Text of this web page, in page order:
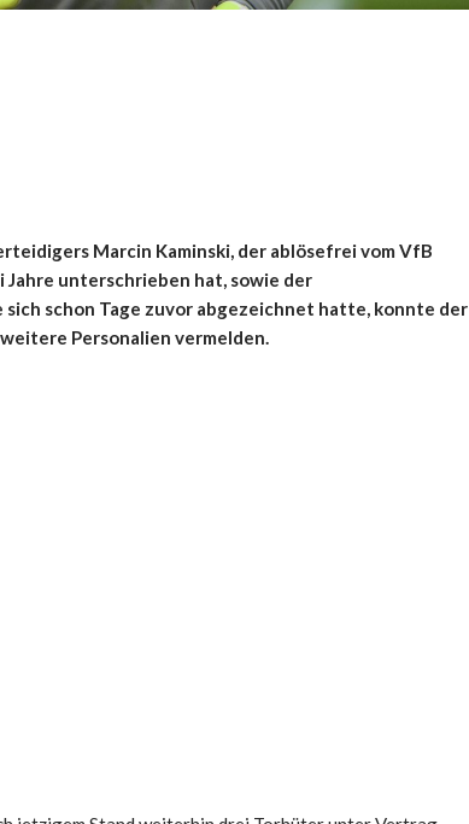
Marcin Kaminski, der ablösefrei vom VfB
unterschrieben hat, sowie der
schon Tage zuvor abgezeichnet hatte, konnte der
Personalien vermelden.